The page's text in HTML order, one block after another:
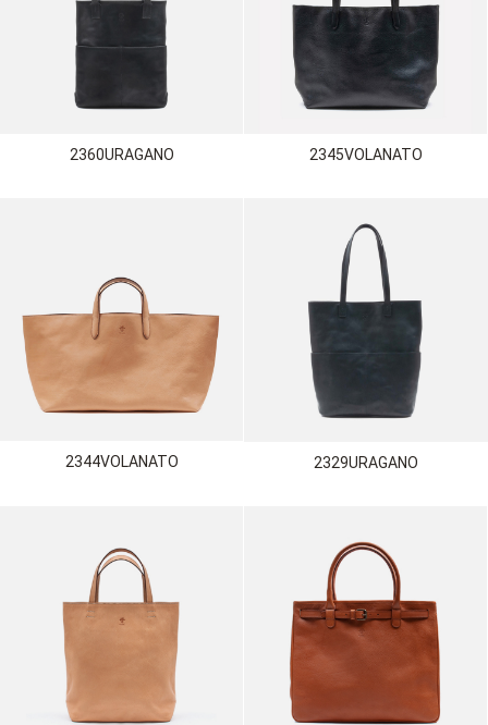
2360URAGANO 2345VOLANATO
2344VOLANATO 2329URAGANO